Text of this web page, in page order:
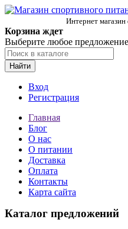
Интернет
Корзина ждет
Выберите любое предложение
Найти
Вход
Регистрация
Главная
Блог
О нас
О питании
Доставка
Оплата
Контакты
Карта сайта
Каталог предложений